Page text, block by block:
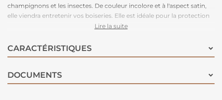
champignons et les insectes. De couleur incolore et à l'aspect satin,
elle viendra entretenir vos boiseries. Elle est idéale pour la protection
et la décoration de la surface des bois bruts, anciens ou lasurés. Direct
transparente, incolore ou teintée. Bonne pénétration produit dans le
support grâce à la finesse des particules. Le film sec forme une
Fongicide encapsulé pour une libération progressive et continue de
l’actif fongicide en fonction des contraintes climatiques telles que
Lire la suite
CARACTÉRISTIQUES
DOCUMENTS